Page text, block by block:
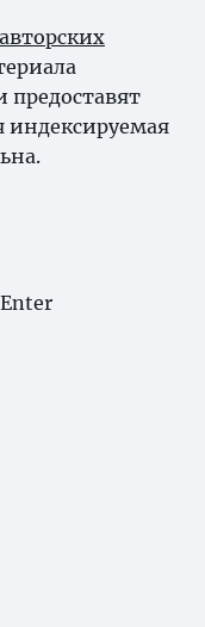
авторских
предоставят
индексируемая